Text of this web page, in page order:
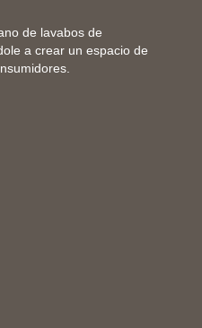
de lavabos de
a crear un espacio de